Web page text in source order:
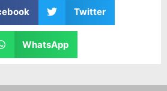
Twitter
WhatsApp